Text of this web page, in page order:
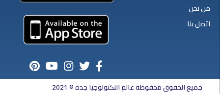
من نحن
اتصل بنا
جميع الحقوق محفوظة عالم التكنولوجيا جدة © 2021